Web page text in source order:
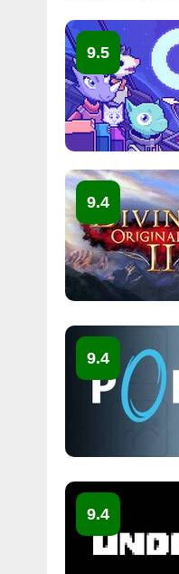
9.5
9.4
9.4
9.4